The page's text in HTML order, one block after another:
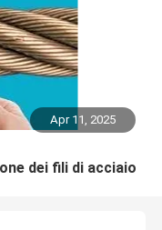
Apr 11, 2025
dei fili di acciaio